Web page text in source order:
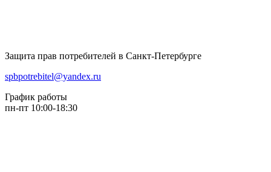
Защита прав потребителей в Санкт-Петербурге
spbpotrebitel@yandex.ru
График работы
пн-пт 10:00-18:30